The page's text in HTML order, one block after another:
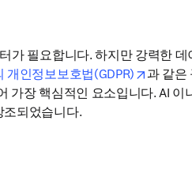
가 필요합니다. 하지만 강력한
개인정보보호법(GDPR)
opens
과 같은
가장 핵심적인 요소입니다. AI
조되었습니다.